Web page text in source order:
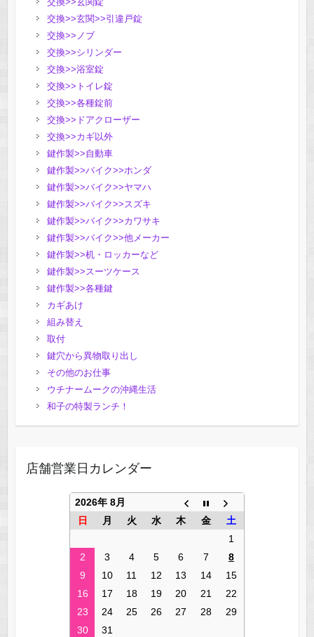
交換>>玄関>>引違戸錠
交換>>ノブ
交換>>シリンダー
交換>>浴室錠
交換>>トイレ錠
交換>>各種錠前
交換>>ドアクローザー
交換>>カギ以外
鍵作製>>自動車
鍵作製>>バイク>>ホンダ
鍵作製>>バイク>>ヤマハ
鍵作製>>バイク>>スズキ
鍵作製>>バイク>>カワサキ
鍵作製>>バイク>>他メーカー
鍵作製>>机・ロッカーなど
鍵作製>>スーツケース
鍵作製>>各種鍵
カギあけ
組み替え
取付
鍵穴から異物取り出し
その他のお仕事
ウチナームークの沖縄生活
和子の特製ランチ！
店舗営業日カレンダー
2026年 8月
日
月 火 水 木 金
土
1
2
3 4 5 6 7
8
9
10 11 12 13 14
15
16
17 18 19 20 21
22
23
24 25 26 27 28
29
30
31